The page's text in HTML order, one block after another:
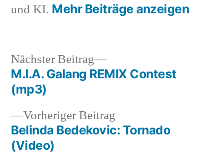
und KI. Mehr Beiträge anzeigen
Beitragsnavigation
Vorheriger Beitrag
Beitrag:
Belinda Bedekovic: Tornado
(Video)
Nächster Beitrag
Nächster
Beitrag:
M.I.A. Galang REMIX Contest
(mp3)